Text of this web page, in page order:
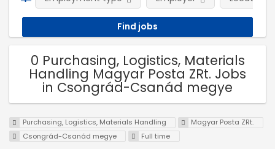
0 Purchasing, Logistics, Materials
Handling Magyar Posta ZRt. Jobs
in Csongrád-Csanád megye
Purchasing, Logistics, Materials Handling
Magyar Posta ZRt.
Csongrád-Csanád megye
Full time